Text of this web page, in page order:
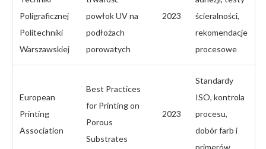
Poligraficznej
Politechniki
Warszawskiej
powłok UV na
podłożach
porowatych
2023
ścieralności,
rekomendacje
procesowe
European
Printing
Association
Best Practices
for Printing on
Porous
Substrates
2023
Standardy
ISO, kontrola
procesu,
dobór farb i
primerów